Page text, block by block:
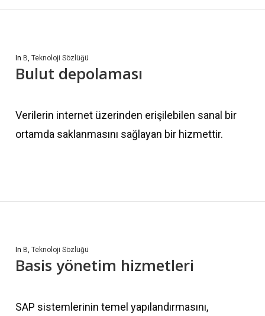
In B, Teknoloji Sözlüğü
Bulut depolaması
Verilerin internet üzerinden erişilebilen sanal bir
ortamda saklanmasını sağlayan bir hizmettir.
In B, Teknoloji Sözlüğü
Basis yönetim hizmetleri
SAP sistemlerinin temel yapılandırmasını,